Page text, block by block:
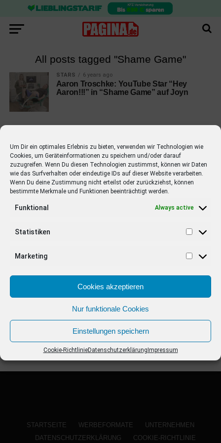
Um Dir ein optimales Erlebnis zu bieten, verwenden wir Technologien wie
Cookies, um Geräteinformationen zu speichern und/oder darauf
zuzugreifen. Wenn Du diesen Technologien zustimmst, können wir Daten
wie das Surfverhalten oder eindeutige IDs auf dieser Website verarbeiten.
Wenn Du deine Zustimmung nicht erteilst oder zurückziehst, können
bestimmte Merkmale und Funktionen beeinträchtigt werden.
Funktional Always active
Statistiken
Marketing
Cookies akzeptieren
Nur funktionale Cookies
Einstellungen speichern
Cookie-RichtlinieDatenschutzerklärung Impressum
All posts tagged "Shame Game"
STARS 6 years ago
Aaron Troschke: YouTube Star “Hey
Aaron!!!” in “Shame Game” auf Joyn
EMPFOHLEN
STARS 4 years ago
Barbara Schöneberger Moderatorin
von “Verstehen Sie Spaß?”
STARTSEITE WERBEFORMATE
UNTERNEHMEN
DATENSCHUTZERKLÄRUNG
COOKIE-RICHTLINIE